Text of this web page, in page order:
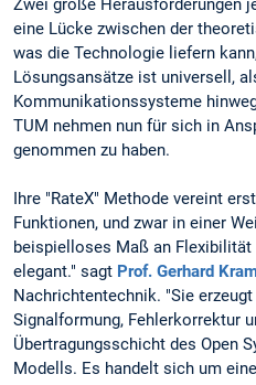
Zwei große Herausforderungen
eine Lücke zwischen der
was die Technologie liefern
Lösungsansätze ist universell,
Kommunikationssysteme
TUM nehmen nun für sich in
genommen zu haben.
Ihre "RateX" Methode vereint
Funktionen, und zwar in einer
beispielloses Maß an
elegant." sagt Prof. Gerhard
Nachrichtentechnik. "Sie
Signalformung, Fehlerkorrektur
Übertragungsschicht des Open
Modells. Es handelt sich um